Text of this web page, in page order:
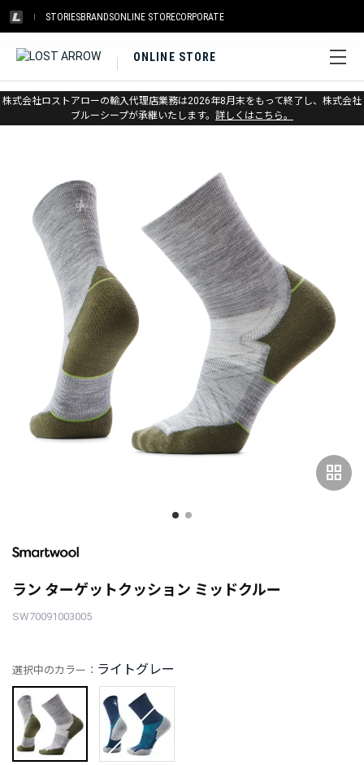
STORIESBRANDSONLINE STORECORPORATE
ONLINE STORE
株式会社ロストアローの輸入代理店業務は2026年8月末をもって終了し、株式会社
ブルーシープが承継いたします。 詳しくはこちら。
ホーム > スマートウール > ソックス > ラン
grid_view
ラン ターゲットクッション ミッドクルー
SW70091003005
選択中のカラー： ライトグレー